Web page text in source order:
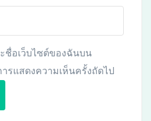
ชื่อเว็บไซต์ของฉันบน
ารแสดงความเห็นครั้งถัดไป